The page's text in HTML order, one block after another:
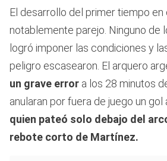
El desarrollo del primer tiempo en
notablemente parejo. Ninguno de
logró imponer las condiciones y
peligro escasearon. El arquero
un grave error a los 28 minutos
anularan por fuera de juego un gol
quien pateó solo debajo del
rebote corto de Martínez.